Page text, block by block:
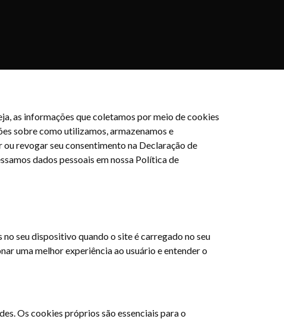
as informações que coletamos por meio de cookies
sobre como utilizamos, armazenamos e
revogar seu consentimento na Declaração de
dados pessoais em nossa Política de
seu dispositivo quando o site é carregado no seu
uma melhor experiência ao usuário e entender o
Os cookies próprios são essenciais para o